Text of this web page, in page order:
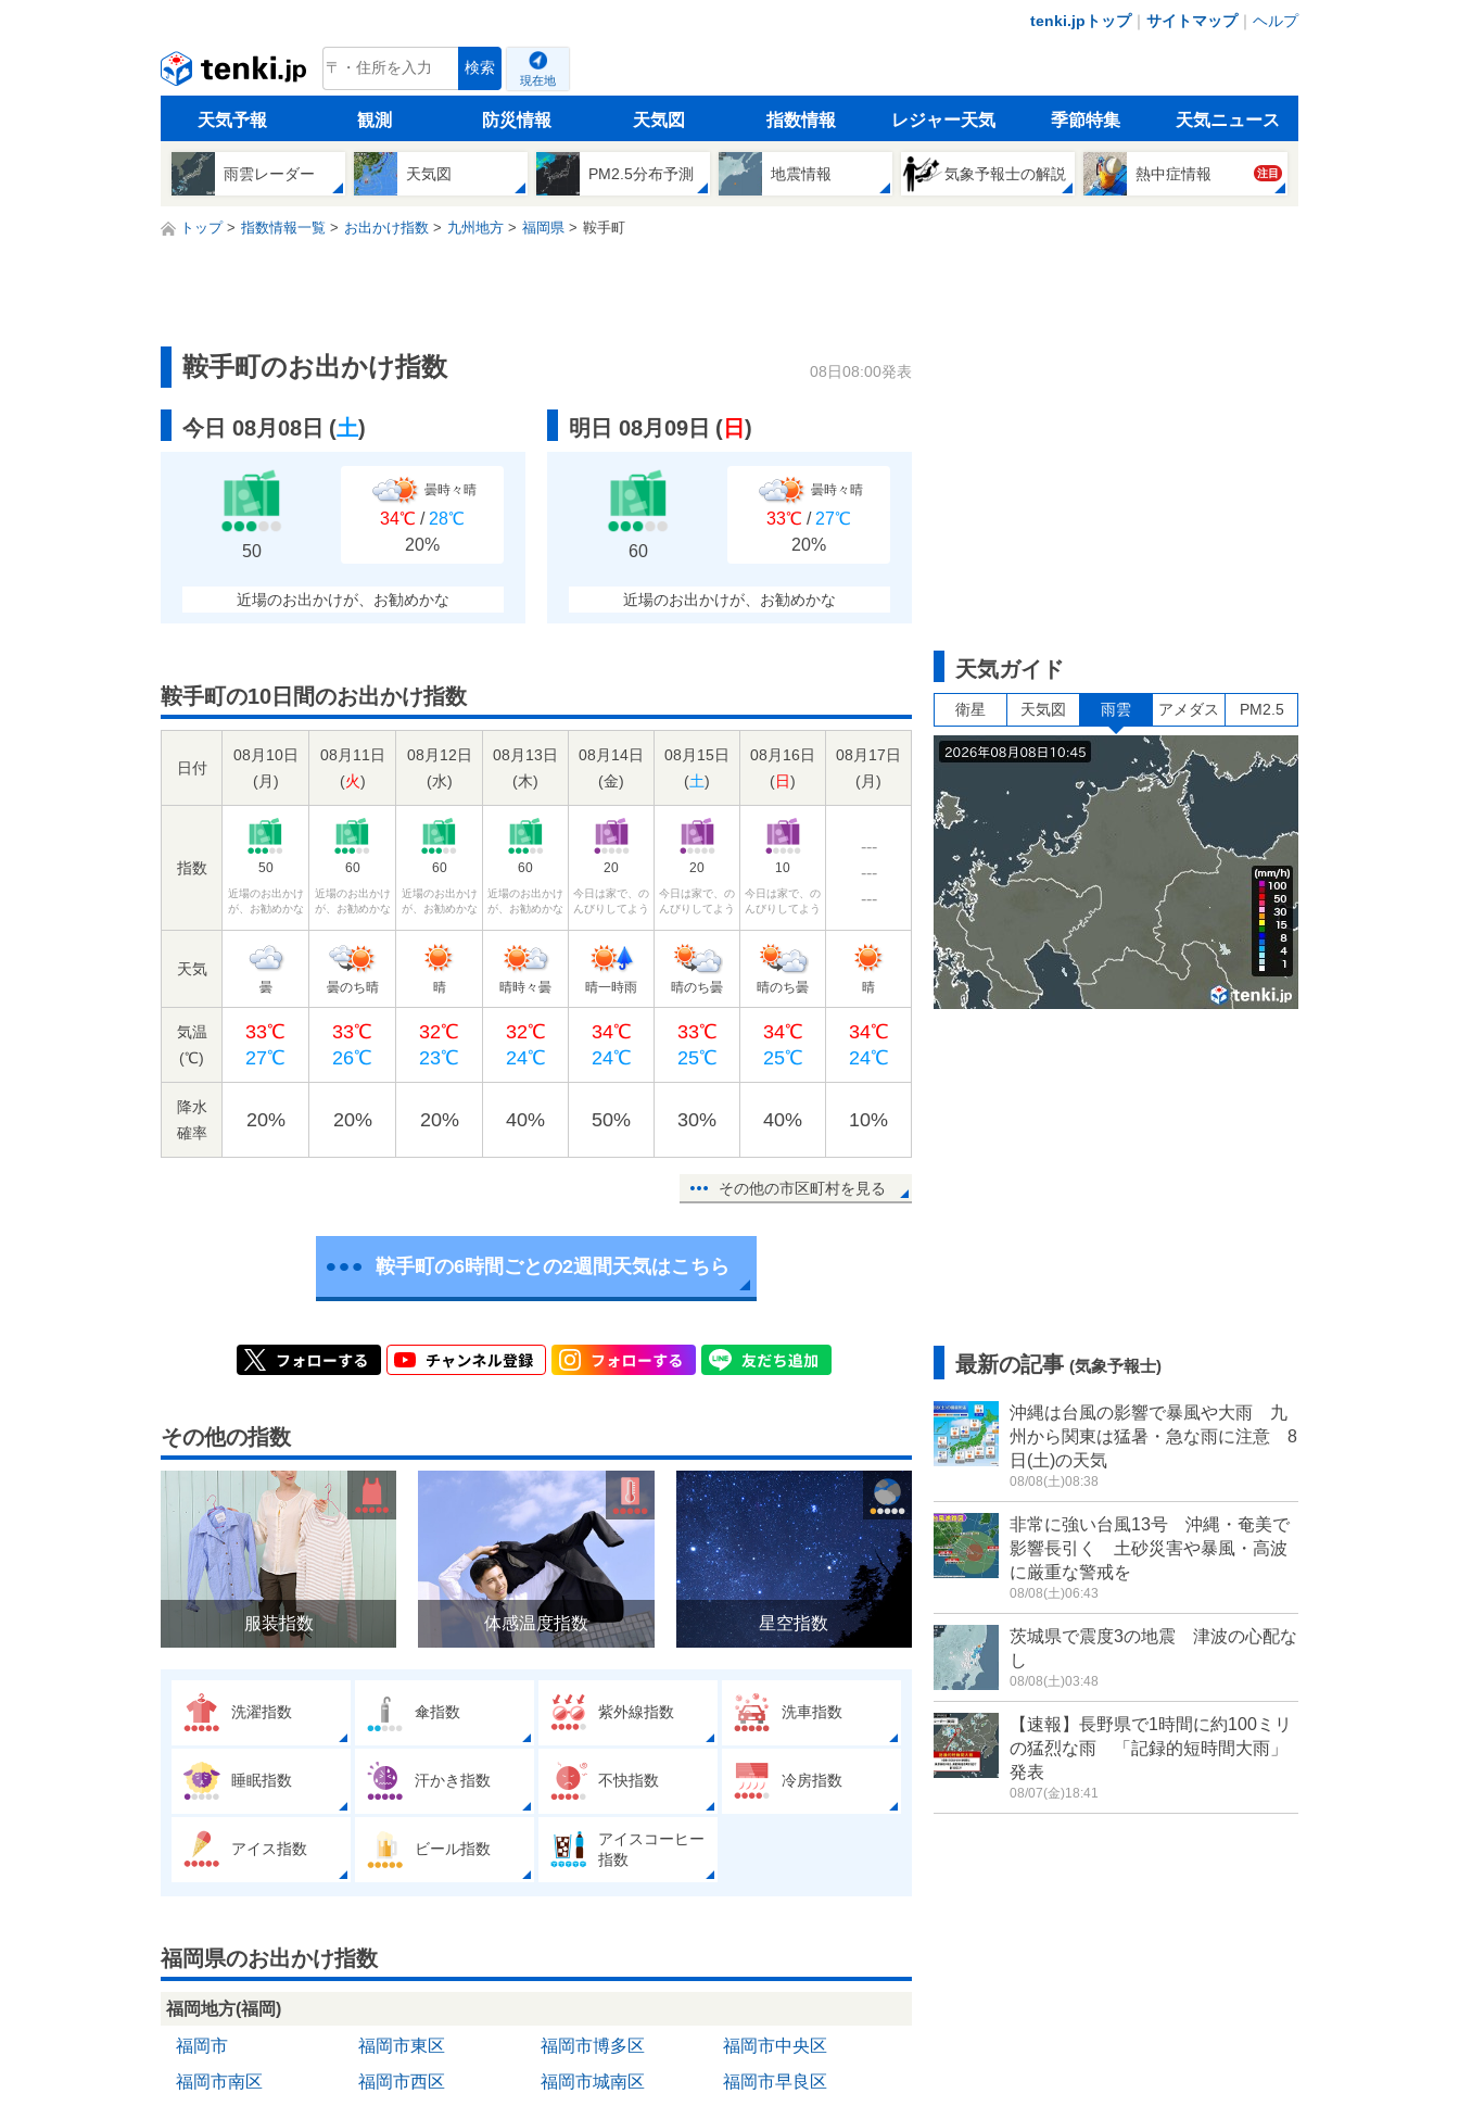
tenki.jpトップ｜ サイトマップ｜ ヘルプ
tenki.jp 検索
現在地
天気予報 観測 防災情報 天気図 指数情報 レジャー天気 季節特集 天気ニュース
雨雲レーダー 天気図 PM2.5分布予測 地震情報 気象予報士の解説 熱中症情報 注目
トップ 指数情報一覧 お出かけ指数 九州地方 福岡県 鞍手町
鞍手町のお出かけ指数 08日08:00発表
今日 08月08日 (土)
50
曇時々晴
34℃ / 28℃
20%
近場のお出かけが、お勧めかな
明日 08月09日 ( 日 )
60
曇時々晴
33℃ / 27℃
20%
近場のお出かけが、お勧めかな
鞍手町の10日間のお出かけ指数
日付
08月10日
(月)
08月11日
(火)
08月12日
(水)
08月13日
(木)
08月14日
(金)
08月15日
(土)
08月16日
(日)
08月17日
(月)
指数 50
近場のお出かけ
が、お勧めかな
60
近場のお出かけ
が、お勧めかな
60
近場のお出かけ
が、お勧めかな
60
近場のお出かけ
が、お勧めかな
20
今日は家で、の
んびりしてよう
20
今日は家で、の
んびりしてよう
10
今日は家で、の
んびりしてよう
---
---
---
天気
曇 曇のち晴 晴 晴時々曇 晴一時雨 晴のち曇 晴のち曇 晴
気温
(℃)
33℃
27℃
33℃
26℃
32℃
23℃
32℃
24℃
34℃
24℃
33℃
25℃
34℃
25℃
34℃
24℃
降水
確率
20% 20% 20% 40% 50% 30% 40% 10%
その他の市区町村を見る
鞍手町の6時間ごとの2週間天気はこちら
その他の指数
服装指数 体感温度指数 星空指数
洗濯指数 傘指数 紫外線指数 洗車指数
睡眠指数 汗かき指数 不快指数 冷房指数
アイス指数 ビール指数
アイスコーヒー
指数
福岡県のお出かけ指数
福岡地方(福岡)
福岡市
福岡市東区 福岡市博多区
福岡市中央区
福岡市南区
福岡市西区 福岡市城南区
福岡市早良区
天気ガイド
衛星 天気図 雨雲 アメダス PM2.5
最新の記事 (気象予報士)
沖縄は台風の影響で暴風や大雨 九
州から関東は猛暑・急な雨に注意 8
日(土)の天気
08/08(土)08:38
非常に強い台風13号 沖縄・奄美で
影響長引く 土砂災害や暴風・高波
に厳重な警戒を
08/08(土)06:43
茨城県で震度3の地震 津波の心配な
し
08/08(土)03:48
【速報】長野県で1時間に約100ミリ
の猛烈な雨 「記録的短時間大雨」
発表
08/07(金)18:41